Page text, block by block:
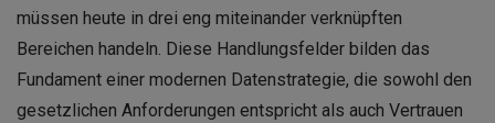
müssen heute in drei eng miteinander verknüpften
Bereichen handeln. Diese Handlungsfelder bilden das
Fundament einer modernen Datenstrategie, die sowohl den
gesetzlichen Anforderungen entspricht als auch Vertrauen